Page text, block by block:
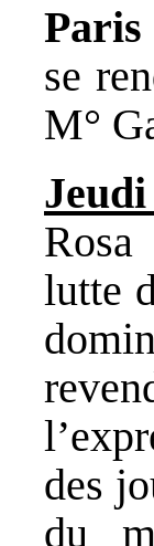
Paris
se
M°
lutte
des
du